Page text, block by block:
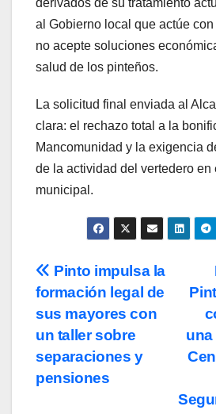
al Gobierno local que actúe
no acepte soluciones
salud de los pinteños.
La solicitud final enviada al
clara: el rechazo total a la
Mancomunidad y la exigencia
de la actividad del vertedero en
municipal.
Navegación
de
entradas
una
Pinto impulsa la
formación legal de
sus mayores con
un taller sobre
separaciones y
pensiones